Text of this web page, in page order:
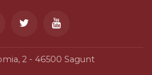
2 - 46500 Sagunt